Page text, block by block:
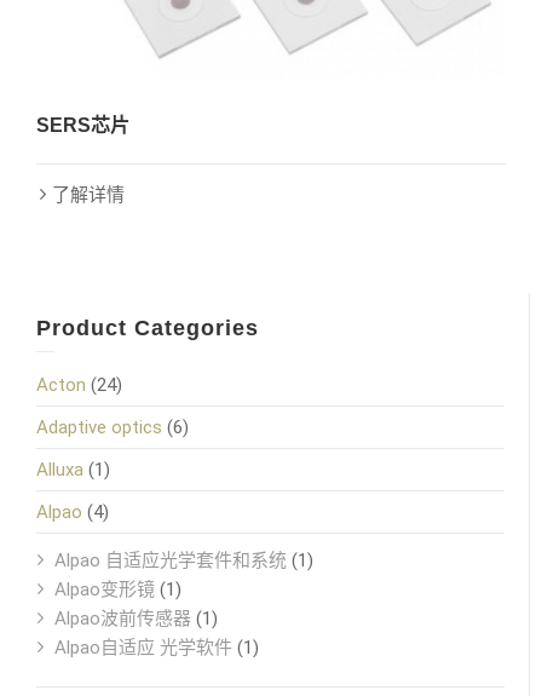
SERS芯片
了解详情
Product Categories
Acton (24)
Adaptive optics (6)
Alluxa (1)
Alpao (4)
Alpao 自适应光学套件和系统 (1)
Alpao变形镜 (1)
Alpao波前传感器 (1)
Alpao自适应 光学软件 (1)